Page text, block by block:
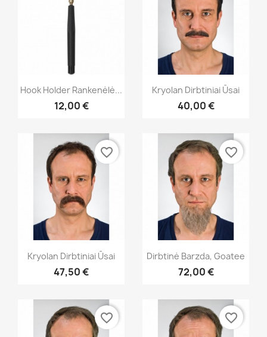
Greita peržiūra
Hook Holder Rankenėlė...
12,00 €
Greita peržiūra
Kryolan Dirbtiniai Ūsai
40,00 €
Greita peržiūra
Kryolan Dirbtiniai Ūsai
47,50 €
favorite_border
Greita peržiūra
Dirbtinė Barzda, Goatee
72,00 €
favorite_border
favorite_border favorite_border